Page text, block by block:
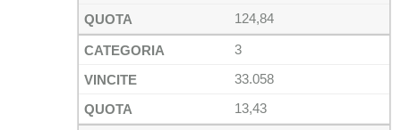
124,84
3
33.058
13,43